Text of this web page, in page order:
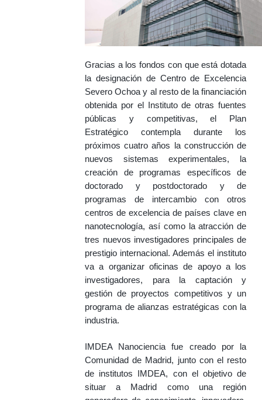
Gracias a los fondos con que está dotada
la designación de Centro de Excelencia
Severo Ochoa y al resto de la financiación
obtenida por el Instituto de otras fuentes
públicas y competitivas, el Plan
Estratégico contempla durante los
próximos cuatro años la construcción de
nuevos sistemas experimentales, la
creación de programas específicos de
doctorado y postdoctorado y de
programas de intercambio con otros
centros de excelencia de países clave en
nanotecnología, así como la atracción de
tres nuevos investigadores principales de
prestigio internacional. Además el instituto
va a organizar oficinas de apoyo a los
investigadores, para la captación y
gestión de proyectos competitivos y un
programa de alianzas estratégicas con la
industria.
IMDEA Nanociencia fue creado por la
Comunidad de Madrid, junto con el resto
de institutos IMDEA, con el objetivo de
situar a Madrid como una región